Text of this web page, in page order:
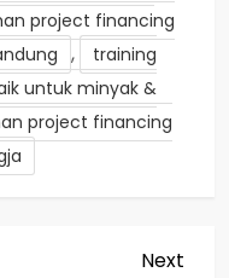
project financing
,
training
untuk minyak &
project financing
Next